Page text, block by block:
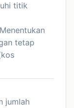
titik
tetap
jumlah